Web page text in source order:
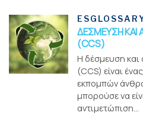
ΔΕΣΜΕΥΣΗ
(CCS)
Η δέσμευση
(CCS) είναι
εκπομπών
μπορούσε να
αντιμετώπιση...